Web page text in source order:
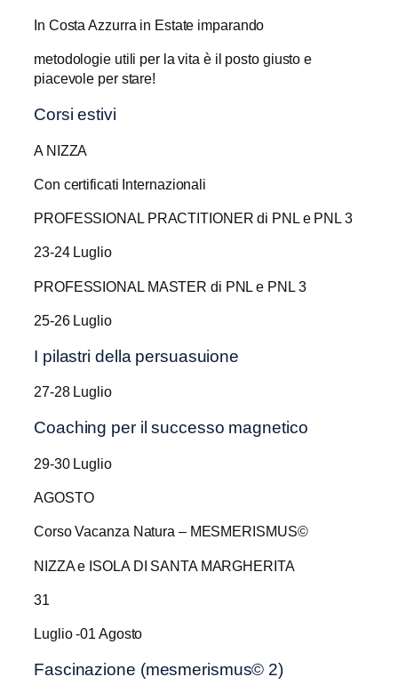
In Costa Azzurra in Estate imparando
metodologie utili per la vita è il posto giusto e
piacevole per stare!
Corsi estivi
A NIZZA
Con certificati Internazionali
PROFESSIONAL PRACTITIONER di PNL e PNL 3
23-24 Luglio
PROFESSIONAL MASTER di PNL e PNL 3
25-26 Luglio
I pilastri della persuasuione
27-28 Luglio
Coaching per il successo magnetico
29-30 Luglio
AGOSTO
Corso Vacanza Natura – MESMERISMUS©
NIZZA e ISOLA DI SANTA MARGHERITA
31
Luglio -01 Agosto
Fascinazione (mesmerismus© 2)